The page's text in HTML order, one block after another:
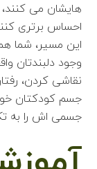
هایشان می
احساس برتری
این مسیر، شما
وجود دلبندتان
نقاشی کردن،
جسم کودکتان
جسمی اش را به